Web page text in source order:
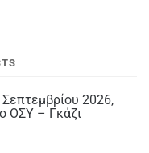
2026,
ΟΣΥ – Γκάζι